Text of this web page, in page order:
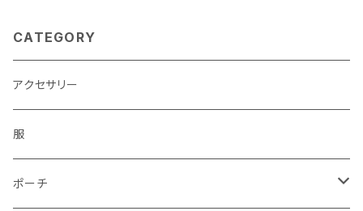
CATEGORY
アクセサリー
服
ポーチ